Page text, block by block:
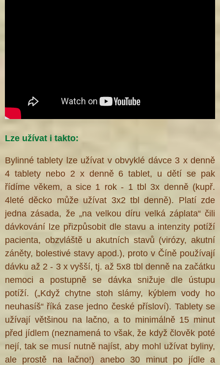
Lze užívat i takto:
Bylinné tablety lze užívat v obvyklé dávce 3 x denně
4 tablety nebo 2 x denně 6 tablet, u dětí se pak
řídíme věkem, a sice 1 rok - 1 tbl 3x denně (kupř.
4leté děcko může užívat 3x2 tbl denně). Platí zde
jedna zásada, že „na velkou díru velká záplata“ čili
dávkování lze přizpůsobit dle stavu a intenzity potíží
pacienta, obzvláště u akutních stavů (virózy, akutní
záněty, bolestivé stavy apod.), proto v Číně používají
dávku až 2 - 3 x vyšší, tj. až 5x8 tbl denně na začátku
nemoci a postupně se dávka snižuje dle ústupu
potíží. („Když chytne stoh slámy, kýblem vody ho
neuhasíš“ říká zase jedno české přísloví). Tablety se
užívají většinou na lačno, a to minimálně 15 minut
před jídlem (neznamená to však, že když člověk poté
nejí, tak se musí nutně najíst, aby mohl užívat byliny,
ale prostě na lačno!) anebo 30 minut po jídle a